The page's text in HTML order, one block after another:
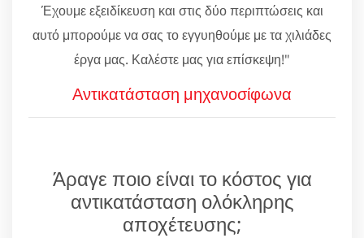
Έχουμε εξειδίκευση και στις δύο περιπτώσεις και
αυτό μπορούμε να σας το εγγυηθούμε με τα χιλιάδες
έργα μας. Καλέστε μας για επίσκεψη!"
Αντικατάσταση μηχανοσίφωνα
Άραγε ποιο είναι το κόστος για
αντικατάσταση ολόκληρης
αποχέτευσης;